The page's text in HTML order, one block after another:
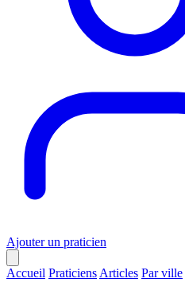
Ajouter un praticien
Accueil Praticiens Articles Par ville